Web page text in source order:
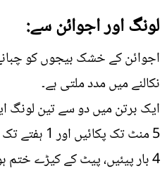
لونگ اور اجوائن سے:
اجوائن کے خشک بیجوں کو
نکالنے میں مدد ملتی ہے۔
ایک برتن میں دو سے تین لونگ
4 بار پیئیں، پیٹ کے کیڑے ختم ہوجائیں گے۔